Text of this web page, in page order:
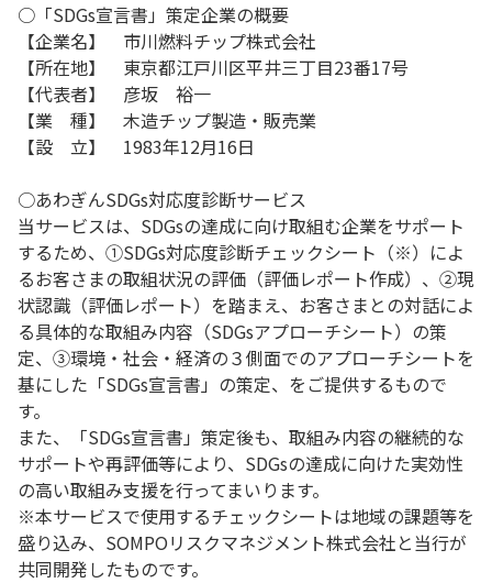
○「SDGs宣言書」策定企業の概要
【企業名】 市川燃料チップ株式会社
【所在地】 東京都江戸川区平井三丁目23番17号
【代表者】 彦坂 裕一
【業 種】 木造チップ製造・販売業
【設 立】 1983年12月16日
○あわぎんSDGs対応度診断サービス
当サービスは、SDGsの達成に向け取組む企業をサポート
するため、①SDGs対応度診断チェックシート（※）によ
るお客さまの取組状況の評価（評価レポート作成）、②現
状認識（評価レポート）を踏まえ、お客さまとの対話によ
る具体的な取組み内容（SDGsアプローチシート）の策
定、③環境・社会・経済の３側面でのアプローチシートを
基にした「SDGs宣言書」の策定、をご提供するもので
す。
また、「SDGs宣言書」策定後も、取組み内容の継続的な
サポートや再評価等により、SDGsの達成に向けた実効性
の高い取組み支援を行ってまいります。
※本サービスで使用するチェックシートは地域の課題等を
盛り込み、SOMPOリスクマネジメント株式会社と当行が
共同開発したものです。